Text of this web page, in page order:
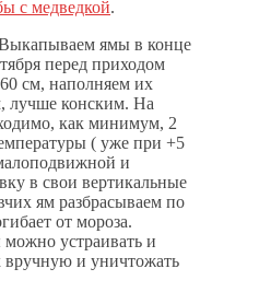
с медведкой.
ямы в конце
перед приходом
см, наполняем их
лучше конским. На
как минимум, 2
( уже при +5
и
в свои вертикальные
ям разбрасываем по
от мороза.
устраивать и
вручную и уничтожать